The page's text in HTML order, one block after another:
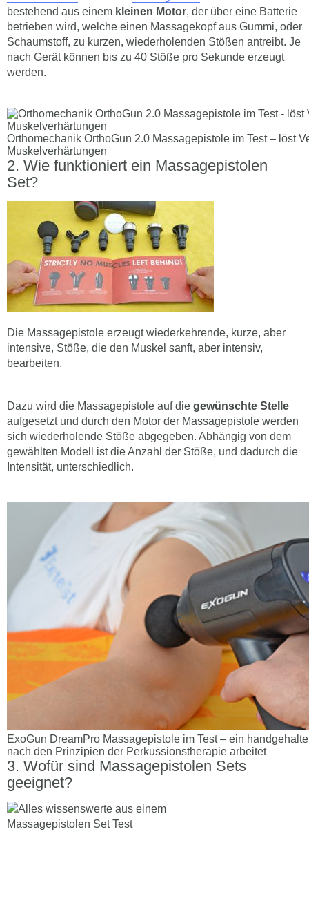
bestehend aus einem kleinen Motor, der über eine Batterie
betrieben wird, welche einen Massagekopf aus Gummi, oder
Schaumstoff, zu kurzen, wiederholenden Stößen antreibt. Je
nach Gerät können bis zu 40 Stöße pro Sekunde erzeugt
werden.
Orthomechanik OrthoGun 2.0 Massagepistole im Test – löst
Muskelverhärtungen
Wie funktioniert ein Massagepistolen
Set?
Die Massagepistole erzeugt wiederkehrende, kurze, aber
intensive, Stöße, die den Muskel sanft, aber intensiv,
bearbeiten.
Dazu wird die Massagepistole auf die gewünschte Stelle
aufgesetzt und durch den Motor der Massagepistole werden
sich wiederholende Stöße abgegeben. Abhängig von dem
gewählten Modell ist die Anzahl der Stöße, und dadurch die
Intensität, unterschiedlich.
ExoGun DreamPro Massagepistole im Test – ein
nach den Prinzipien der Perkussionstherapie arbeitet
Wofür sind Massagepistolen Sets
geeignet?